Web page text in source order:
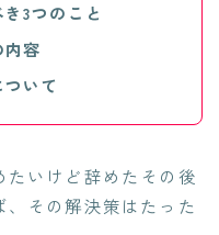
3つのこと
容
いて
いけど辞めたその後
その解決策はたった